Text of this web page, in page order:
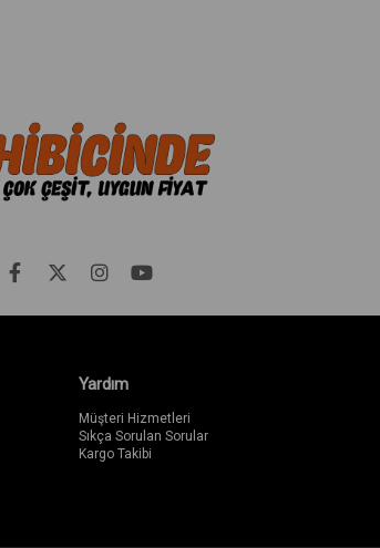
Yardım
Müşteri Hizmetleri
Sıkça Sorulan Sorular
Kargo Takibi